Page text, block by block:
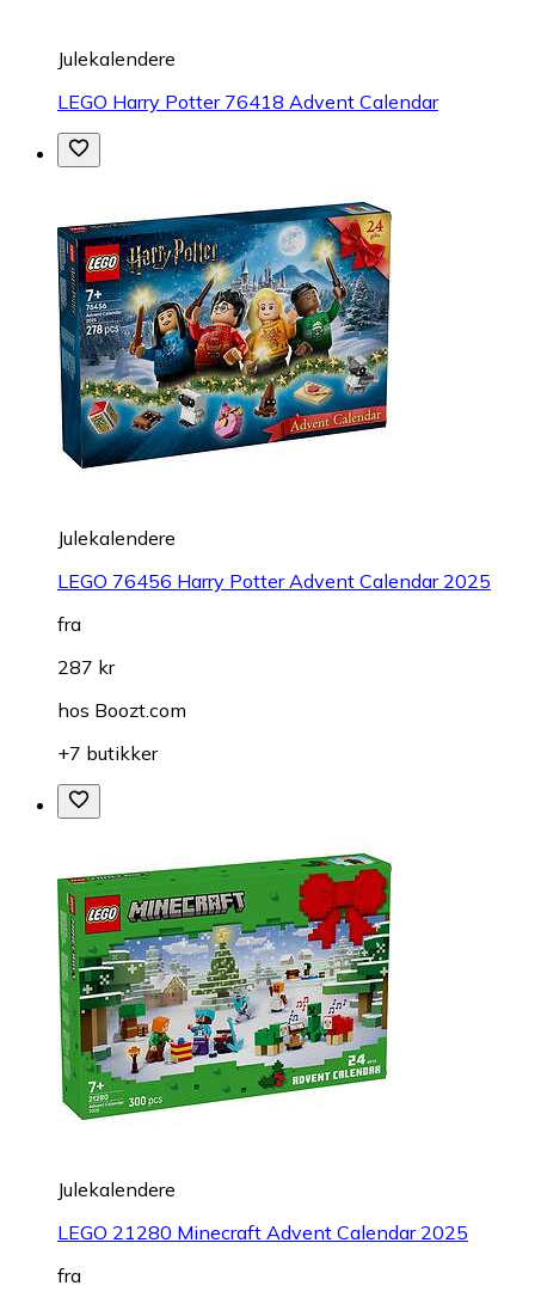
Julekalendere
LEGO Harry Potter 76418 Advent Calendar
Julekalendere
LEGO 76456 Harry Potter Advent Calendar 2025
fra
287 kr
hos Boozt.com
+7 butikker
Julekalendere
LEGO 21280 Minecraft Advent Calendar 2025
fra